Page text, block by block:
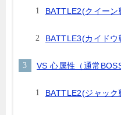
BATTLE2(クイーン
BATTLE3(カイドウ
VS 心属性（通常
BATTLE2(ジャック